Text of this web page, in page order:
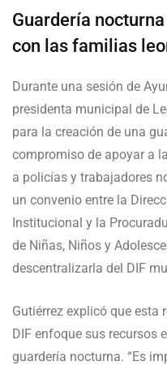
Guardería
con las familias
Durante una sesión de
presidenta municipal de
para la creación de una
compromiso de apoyar a
a policías y trabajadores
un convenio entre la
Institucional y la
de Niñas, Niños y
descentralizarla del DIF
Gutiérrez explicó que esta
DIF enfoque sus recursos
guardería nocturna. “Es